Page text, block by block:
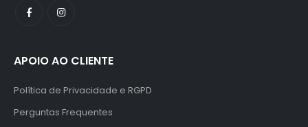
APOIO AO CLIENTE
Política de Privacidade e RGPD
Perguntas Frequentes